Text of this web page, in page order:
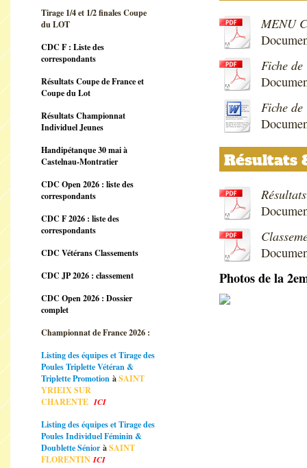
Tirage 1/4 et 1/2 finales Coupe
du LOT
CDC F : Liste des
correspondants
Résultats Coupe de France et
Coupe du Lot
Résultats Championnat
Individuel Jeunes
Handipétanque 30 mai à
Castelnau-Montratier
CDC Open 2026 : liste des
correspondants
CDC F 2026 : liste des
correspondants
CDC Vétérans Classements
CDC JP 2026 : classement
CDC Open 2026 : Dossier
complet
Championnat de France 2026 :
Listing des équipes et Tirage des
Poules Triplette Vétéran &
Triplette Promotion àSAINT
YRIEIX SUR
CHARENTEICI
Listing des équipes et Tirage des
Poules Individuel Féminin &
Doublette Sénior àSAINT
FLORENTINICI
MENU
Fiche
Fiche
Résultats
Photos de la